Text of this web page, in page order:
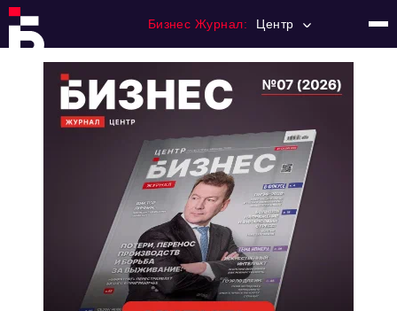
Бизнес Журнал: Центр
Регулирование